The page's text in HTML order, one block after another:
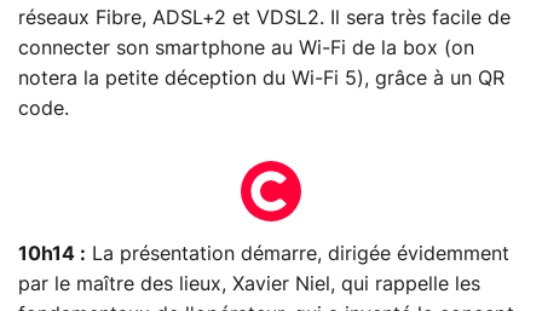
réseaux Fibre, ADSL+2 et VDSL2. Il sera très facile de
connecter son smartphone au Wi-Fi de la box (on
notera la petite déception du Wi-Fi 5), grâce à un QR
code.
10h14 : La présentation démarre, dirigée évidemment
par le maître des lieux, Xavier Niel, qui rappelle les